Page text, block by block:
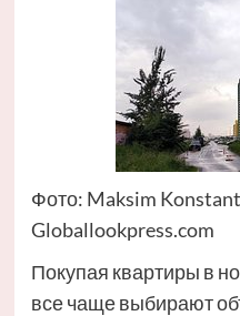
Фото: Maksim
Globallookpress.com
Покупая квартиры в
все чаще выбирают